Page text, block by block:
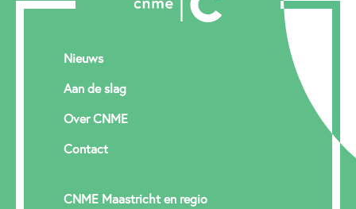
Nieuws
Aan de slag
Over CNME
Contact
CNME Maastricht en regio